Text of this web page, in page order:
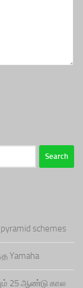
schemes
Yamaha
25 ஆண்டு கால